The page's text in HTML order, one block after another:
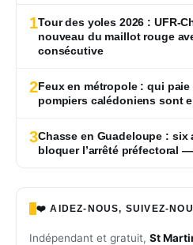
1Tour des yoles 2026 : UFR-
nouveau du maillot rouge
consécutive
2Feux en métropole : qui
pompiers calédoniens sont
3Chasse en Guadeloupe :
bloquer l’arrêté préfectoral
❤️ AIDEZ-NOUS, SUIVEZ-
Indépendant et gratuit, St